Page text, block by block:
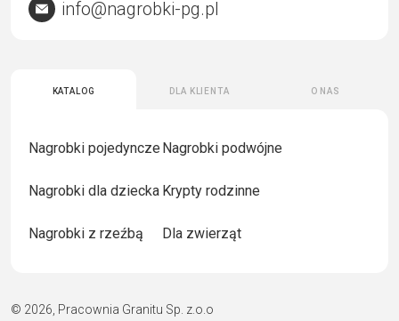
Katalog Dla klienta O nas
Nagrobki pojedyncze Nagrobki podwójne
Nagrobki dla dziecka Krypty rodzinne
Nagrobki z rzeźbą Dla zwierząt
info@nagrobki-pg.pl
© 2026, Pracownia Granitu Sp. z.o.o